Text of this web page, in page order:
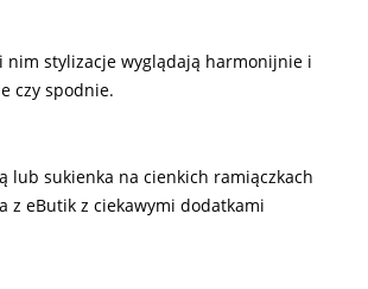
nim stylizacje wyglądają harmonijnie i
czy spodnie.
lub sukienka na cienkich ramiączkach
z eButik z ciekawymi dodatkami